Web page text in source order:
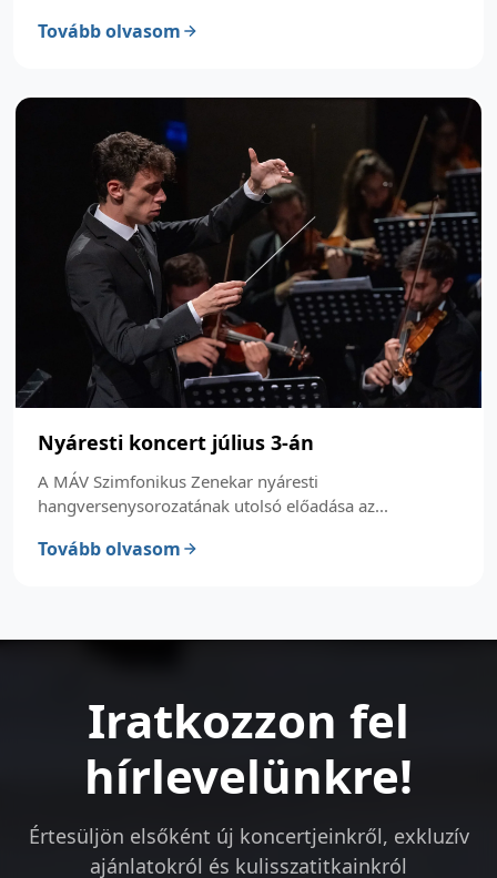
Tovább olvasom
Nyáresti koncert július 3-án
A MÁV Szimfonikus Zenekar nyáresti
hangversenysorozatának utolsó előadása az...
Tovább olvasom
Iratkozzon fel
hírlevelünkre!
Értesüljön elsőként új koncertjeinkről, exkluzív
ajánlatokról és kulisszatitkainkról